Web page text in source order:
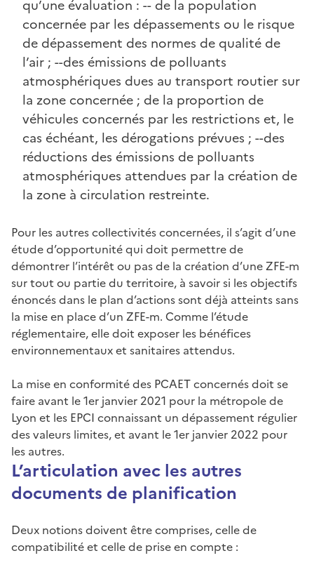
qu’une évaluation : -- de la population
concernée par les dépassements ou le risque
de dépassement des normes de qualité de
l’air ; --des émissions de polluants
atmosphériques dues au transport routier sur
la zone concernée ; de la proportion de
véhicules concernés par les restrictions et, le
cas échéant, les dérogations prévues ; --des
réductions des émissions de polluants
atmosphériques attendues par la création de
la zone à circulation restreinte.
Pour les autres collectivités concernées, il s’agit d’une
étude d’opportunité qui doit permettre de
démontrer l’intérêt ou pas de la création d’une ZFE-m
sur tout ou partie du territoire, à savoir si les objectifs
énoncés dans le plan d’actions sont déjà atteints sans
la mise en place d’un ZFE-m. Comme l’étude
réglementaire, elle doit exposer les bénéfices
environnementaux et sanitaires attendus.
La mise en conformité des PCAET concernés doit se
faire avant le 1er janvier 2021 pour la métropole de
Lyon et les EPCI connaissant un dépassement régulier
des valeurs limites, et avant le 1er janvier 2022 pour
les autres.
L’articulation avec les autres
documents de planification
Deux notions doivent être comprises, celle de
compatibilité et celle de prise en compte :